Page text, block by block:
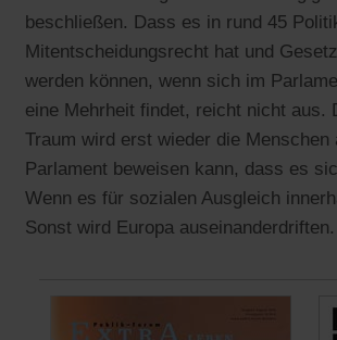
beschließen. Dass es in rund 45
Mitentscheidungsrecht hat und
werden können, wenn sich im
eine Mehrheit findet, reicht nicht aus.
Traum wird erst wieder die Menschen
Parlament beweisen kann, dass es
Wenn es für sozialen Ausgleich
Sonst wird Europa auseinanderdriften.